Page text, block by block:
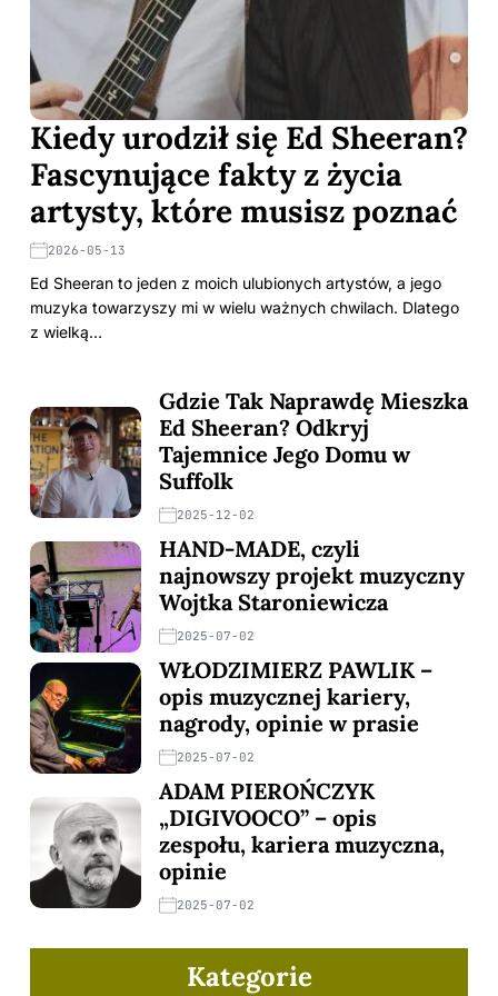
Kiedy urodził się Ed Sheeran?
Fascynujące fakty z życia
artysty, które musisz poznać
2026-05-13
Ed Sheeran to jeden z moich ulubionych artystów, a jego
muzyka towarzyszy mi w wielu ważnych chwilach. Dlatego
z wielką…
Gdzie Tak Naprawdę Mieszka
Ed Sheeran? Odkryj
Tajemnice Jego Domu w
Suffolk
2025-12-02
HAND-MADE, czyli
najnowszy projekt muzyczny
Wojtka Staroniewicza
2025-07-02
WŁODZIMIERZ PAWLIK –
opis muzycznej kariery,
nagrody, opinie w prasie
2025-07-02
ADAM PIEROŃCZYK
„DIGIVOOCO” – opis
zespołu, kariera muzyczna,
opinie
2025-07-02
Kategorie